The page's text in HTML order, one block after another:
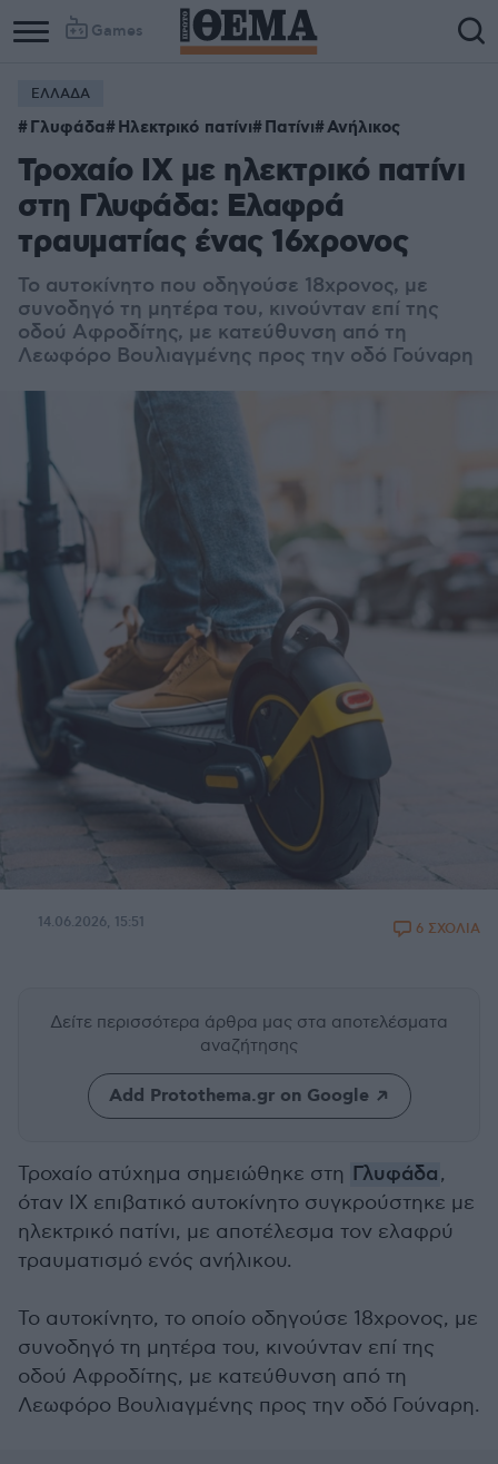
Games
ΕΛΛΑΔΑ
Γλυφάδα Ηλεκτρικό πατίνι Πατίνι Ανήλικος
Τροχαίο ΙΧ με ηλεκτρικό πατίνι
στη Γλυφάδα: Ελαφρά
τραυματίας ένας 16χρονος
Το αυτοκίνητο που οδηγούσε 18χρονος, με
συνοδηγό τη μητέρα του, κινούνταν επί της
οδού Αφροδίτης, με κατεύθυνση από τη
Λεωφόρο Βουλιαγμένης προς την οδό Γούναρη
14.06.2026, 15:51 6 ΣΧΟΛΙΑ
Δείτε περισσότερα άρθρα μας στα αποτελέσματα
αναζήτησης
Add Protothema.gr on Google
Τροχαίο ατύχημα σημειώθηκε στη Γλυφάδα,
όταν ΙΧ επιβατικό αυτοκίνητο συγκρούστηκε με
ηλεκτρικό πατίνι, με αποτέλεσμα τον ελαφρύ
τραυματισμό ενός ανήλικου.
Το αυτοκίνητο, το οποίο οδηγούσε 18χρονος, με
συνοδηγό τη μητέρα του, κινούνταν επί της
οδού Αφροδίτης, με κατεύθυνση από τη
Λεωφόρο Βουλιαγμένης προς την οδό Γούναρη.